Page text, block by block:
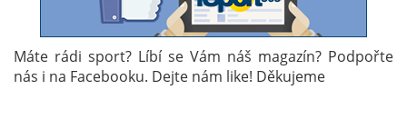
MSJ: OHLASY A REAKCE PO FANTASTICKÉ VÝHŘE
Máte rádi sport? Líbí se Vám náš magazín? Podpořte
nás i na Facebooku. Dejte nám like! Děkujeme